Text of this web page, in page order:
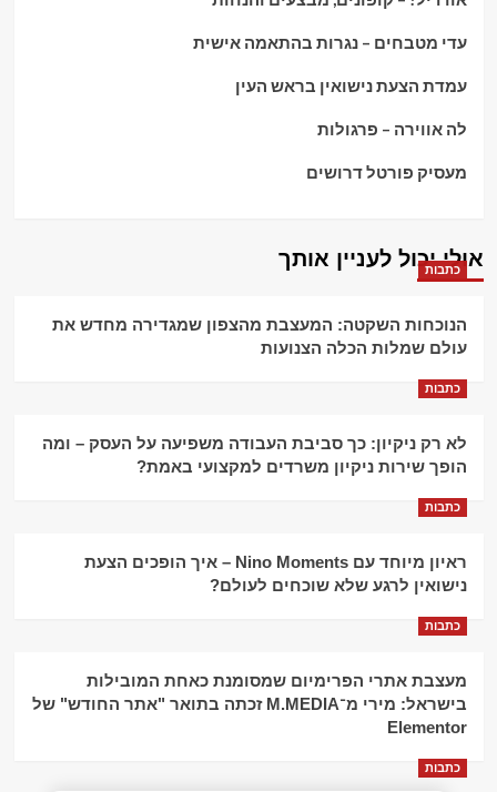
עדי מטבחים – נגרות בהתאמה אישית
עמדת הצעת נישואין בראש העין
לה אווירה – פרגולות
מעסיק פורטל דרושים
אולי יכול לעניין אותך
כתבות
הנוכחות השקטה: המעצבת מהצפון שמגדירה מחדש את
עולם שמלות הכלה הצנועות
כתבות
לא רק ניקיון: כך סביבת העבודה משפיעה על העסק – ומה
הופך שירות ניקיון משרדים למקצועי באמת?
כתבות
ראיון מיוחד עם Nino Moments – איך הופכים הצעת
נישואין לרגע שלא שוכחים לעולם?
כתבות
מעצבת אתרי הפרימיום שמסומנת כאחת המובילות
בישראל: מירי מ־M.MEDIA זכתה בתואר "אתר החודש" של
Elementor
כתבות